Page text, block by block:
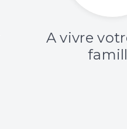
A vivre